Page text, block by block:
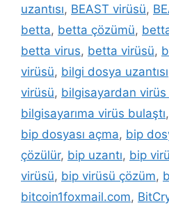
uzantısı, BEAST virüsü,
betta, betta çözümü,
betta virus, betta virüsü,
virüsü, bilgi dosya uzantısı
virüsü, bilgisayardan
bilgisayarıma virüs bulaştı,
bip dosyası açma, bip
çözülür, bip uzantı, bip
virüsü, bip virüsü çözüm,
bitcoin1foxmail.com,